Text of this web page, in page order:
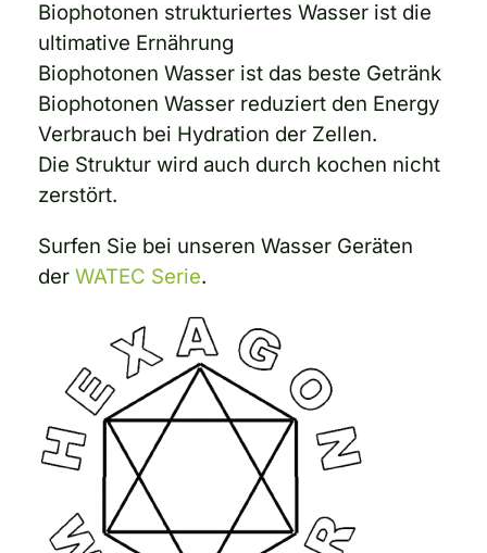
Biophotonen strukturiertes Wasser ist die
ultimative Ernährung
Biophotonen Wasser ist das beste Getränk
Biophotonen Wasser reduziert den Energy
Verbrauch bei Hydration der Zellen.
Die Struktur wird auch durch kochen nicht
zerstört.
Surfen Sie bei unseren Wasser Geräten
der WATEC Serie.